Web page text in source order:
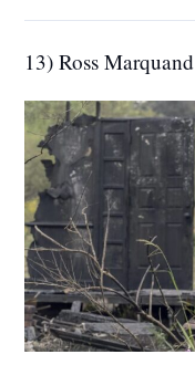
13) Ross Marquand